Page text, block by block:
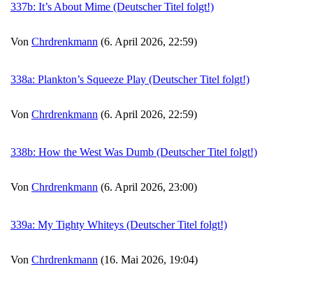
337b: It’s About Mime (Deutscher Titel folgt!)
Von Chrdrenkmann (6. April 2026, 22:59)
338a: Plankton’s Squeeze Play (Deutscher Titel folgt!)
Von Chrdrenkmann (6. April 2026, 22:59)
338b: How the West Was Dumb (Deutscher Titel folgt!)
Von Chrdrenkmann (6. April 2026, 23:00)
339a: My Tighty Whiteys (Deutscher Titel folgt!)
Von Chrdrenkmann (16. Mai 2026, 19:04)